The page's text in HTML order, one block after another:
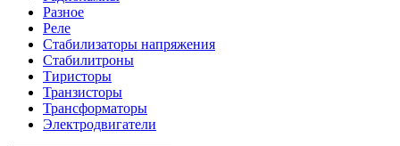
Разное
Реле
Стабилизаторы напряжения
Стабилитроны
Тиристоры
Транзисторы
Трансформаторы
Электродвигатели